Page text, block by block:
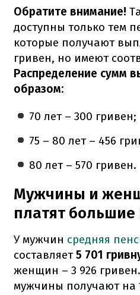
Обратите внимание!
доступны только тем
которые получают
гривен, но имеют
Распределение сумм
образом:
70 лет – 300 гривен;
75 – 80 лет – 456
80 лет – 570 гривен.
Мужчины и
платят большие
У мужчин средняя
составляет5 701
женщин – 3 926
мужчины получают на